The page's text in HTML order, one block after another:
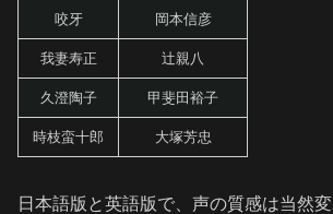
咬牙 岡本信彦
我妻寿正 辻親八
久澄陶子 甲斐田裕子
時枝蛮十郎 大塚芳忠
日本語版と英語版で、声の質感は当然変